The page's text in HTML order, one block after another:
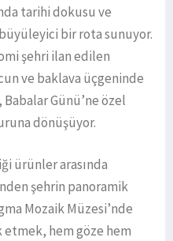
tarihi dokusu ve
bir rota sunuyor.
şehri ilan edilen
ve baklava üçgeninde
Günü’ne özel
dönüşüyor.
ürünler arasında
şehrin panoramik
Mozaik Müzesi’nde
etmek, hem göze hem